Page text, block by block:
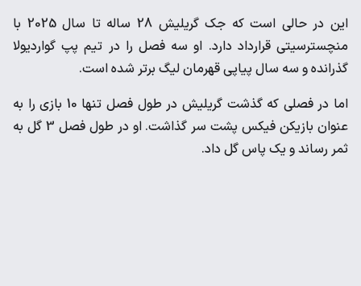
این در حالی است که جک گریلیش 28 ساله تا سال 2025 با
‌منچسترسیتی قرارداد دارد. او سه فصل را در تیم پپ گواردیولا
‌گذرانده و سه سال پیاپی قهرمان لیگ برتر شده است. ‌
اما در فصلی که گذشت گریلیش در طول فصل تنها 10 بازی را به
‌عنوان بازیکن فیکس پشت سر گذاشت. او در طول فصل 3 گل به
‌ثمر رساند و یک پاس گل داد. ‌